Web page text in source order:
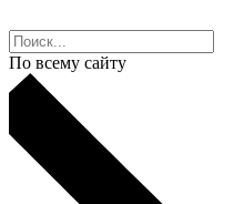
По всему сайту